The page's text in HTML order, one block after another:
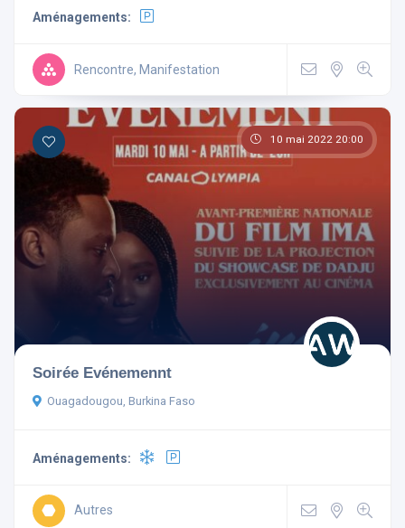
Aménagements:
Rencontre, Manifestation
10 mai 2022 20:00
Soirée Evénemennt
Ouagadougou, Burkina Faso
Aménagements:
Autres